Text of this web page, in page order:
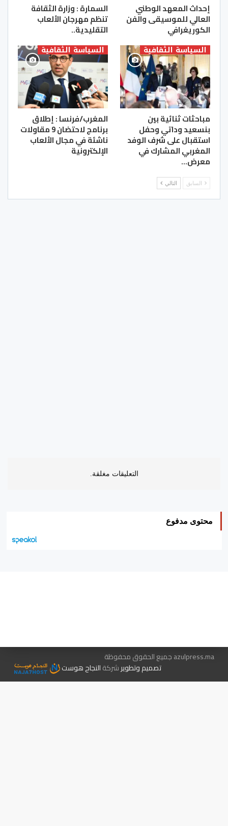
إحداث المعهد الوطني
العالي للموسيقى والفن
الكوريغرافي
السمارة : وزارة الثقافة
تنظم مهرجان الألعاب
التقليدية..
السياسة الثقافية
مباحثات ثنائية بين
بنسعيد وداتي وحفل
استقبال على شرف الوفد
المغربي المشارك في
معرض…
السياسة الثقافية
المغرب/فرنسا : إطلاق
برنامج لاحتضان 9 مقاولات
ناشئة في مجال الألعاب
الإلكترونية
السابق التالي
التعليقات مغلقة.
محتوى مدفوع
azulpress.ma جميع الحقوق محفوظة
تصميم وتطويرشركةالنجاح هوست